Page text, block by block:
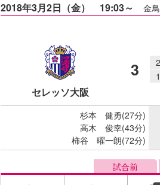
2018年3月2日（金） 19:03～ 金
セレッソ大阪
3 2
1
杉本 健勇(27分)
高木 俊幸(43分)
柿谷 曜一朗(72分)
試合前